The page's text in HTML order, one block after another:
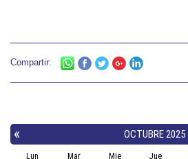
Compartir: